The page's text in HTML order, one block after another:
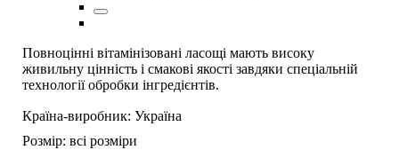
Повноцінні вітамінізовані ласощі мають високу
живильну цінність і смакові якості завдяки спеціальній
технології обробки інгредієнтів.
Країна-виробник: Україна
Розмір: всі розміри